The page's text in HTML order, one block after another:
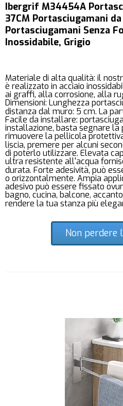
Ibergrif M34454A
37CM ​​Portasciugamani
Portasciugamani Senza
Inossidabile, Grigio
Materiale di alta qualità: il
è realizzato in acciaio
ai graffi, alla corrosione, alla
Dimensioni: Lunghezza
distanza dal muro: 5 cm. La
Facile da installare:
installazione, basta segnare la
rimuovere la pellicola
liscia, premere per alcuni
di poterlo utilizzare. Elevata
ultra resistente all'acqua
durata. Forte adesività, può
o orizzontalmente. Ampia
adesivo può essere fissato
bagno, cucina, balcone,
rendere la tua stanza più
Non